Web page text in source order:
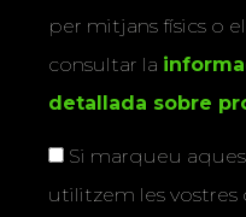
per mitjans físics o
consultar la
detallada sobre
Si marqueu
utilitzem les vostres